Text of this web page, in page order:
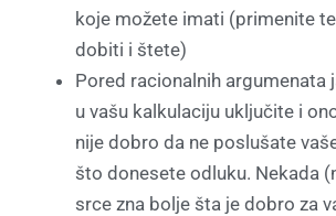
koje možete imati (primenite
dobiti i štete)
Pored racionalnih argumenata
u vašu kalkulaciju uključite i
nije dobro da ne poslušate
što donesete odluku. Nekada
srce zna bolje šta je dobro za